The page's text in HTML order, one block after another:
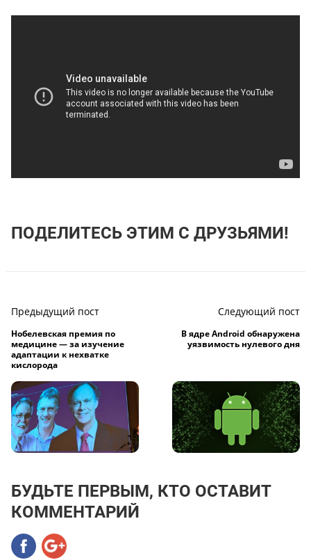
ПОДЕЛИТЕСЬ ЭТИМ С ДРУЗЬЯМИ!
Предыдущий пост
Нобелевская премия по
медицине — за изучение
адаптации к нехватке
кислорода
Следующий пост
В ядре Android обнаружена
уязвимость нулевого дня
БУДЬТЕ ПЕРВЫМ, КТО ОСТАВИТ
КОММЕНТАРИЙ